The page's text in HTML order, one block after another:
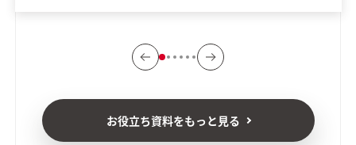
お役立ち資料をもっと見る